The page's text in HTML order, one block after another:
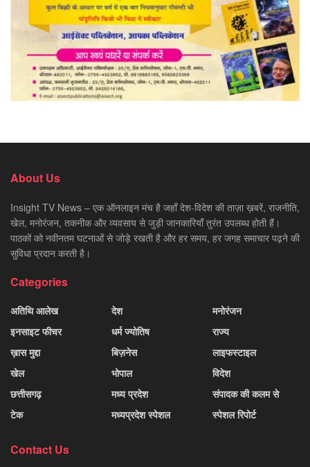
About Us
Insight TV News – एक ऑनलाइन मंच है जहाँ देश-विदेश की ताज़ा ख़बरें, राजनीति,
खेल, मनोरंजन, तकनीक और व्यवसाय से जुड़ी जानकारियाँ तुरंत उपलब्ध होती हैं।
पाठकों को नवीनतम घटनाओं से जोड़े रखती है और हर समय, हर जगह समाचार पढ़ने की
सुविधा प्रदान करती है।
Categories
अतिथि आलेख
इनसाइट फीचर
ख़ास मुद्दा
खेल
छत्तीसगढ़
टेक
देश
धर्म ज्योतिष
बिज़नेस
भोपाल
मध्य प्रदेश
मध्यप्रदेश स्पेशल
मनोरंजन
राज्य
लाइफस्टाइल
विदेश
संपादक की कलम से
स्पेशल रिपोर्ट
Contact Us